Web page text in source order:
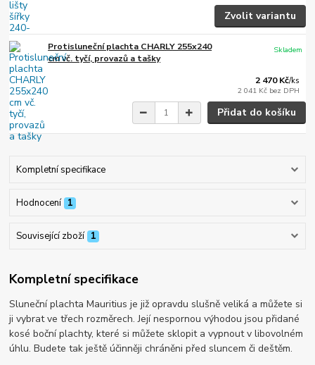
Zvolit variantu
Protisluneční plachta CHARLY 255x240
cm vč. tyčí, provazů a tašky
2 470 Kč/ks
2 041 Kč bez DPH
Skladem
Přidat do košíku
Kompletní specifikace
Hodnocení 1
Související zboží 1
Kompletní specifikace
Sluneční plachta Mauritius je již opravdu slušně veliká a můžete si
ji vybrat ve třech rozměrech. Její nespornou výhodou jsou přidané
kosé boční plachty, které si můžete sklopit a vypnout v libovolném
úhlu. Budete tak ještě účinněji chráněni před sluncem či deštěm.